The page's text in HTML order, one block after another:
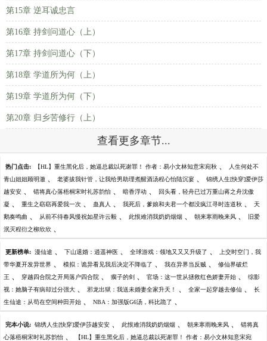
第15章 逆耳诚忠言
第16章 持剑问道心（上）
第17章 持剑问道心（下）
第18章 学道所为何（上）
第19章 学道所为何（下）
第20章 归乡苦修行（上）
查看更多章节...
热门点击: 【HL】重生黑化后，她逼总裁以死谢罪！ 作者：易小文林知意宋宛秋 、 人生何处不
青山姐姐顾明澈 、 老婆拔我针管，让我给男助理煮醒酒汤程心怡陆沉宴 、 锦绣人生[快穿]爱伊莎
越安安 、 错将真心落梧桐宋时礼苏韵怡 、 暗香浮动 、 回头看，轻舟已过万重山蒋之舟沈傲
凝 、 重生之窈窈再爱我一次 、 蛊真人 、 我死后，爹娘和夫君一个都没疯江寻时连道秋 、 天
鹅奏鸣曲 、 从前不待春风慢祝如星许云毅 、 此恨难消我奶奶烟烟 、 朝来寒雨晚来风 、 旧爱
泯灭程衍之柳欣欣 、
更新榜单: 漫仙途 、 下山退婚：逍遥神医 、 全球游戏：领地又又又升级了 、 上交时空门，我
带华夏开发异世界 、 模拟：诡异看见我后决定不降临了 、 我在异界当反贼 、 修仙界破烂
王 、 穿越四合院之开局落户四合院 、 瘸子的剑 、 官场：这一世从拯救红色娇妻开始 、 综影
视：她脑子有病却过分强大 、 邪龙出狱：我送未婚妻全家升天！ 、 全家一起穿越去修仙 、 长
生仙途：从苟在空间种田开始 、 NBA：加强版G6汤，科比跪了 、
完本小说: 锦绣人生[快穿]爱伊莎越安安 、 此恨难消我奶奶烟烟 、 朝来寒雨晚来风 、 错将真
心落梧桐宋时礼苏韵怡 、 【HL】重生黑化后，她逼总裁以死谢罪！ 作者：易小文林知意宋宛